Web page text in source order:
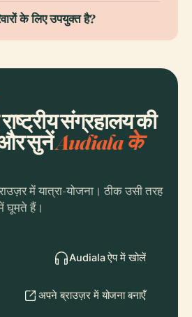
के लिए उपयुक्त है?
संग्रहालय की
और सुनेंAudiala के
में यात्रा-योजना। ठीक उसी तरह
घूमते हैं।
Audiala ऐप में खोलें
अपने ब्राउज़र में योजना बनाएँ